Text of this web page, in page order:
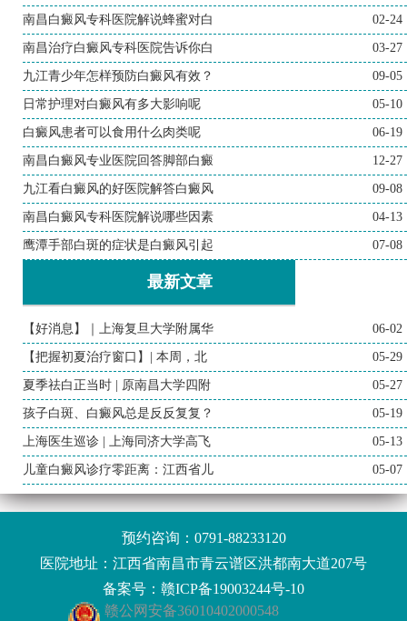
南昌白癜风专科医院解说蜂蜜对白 02-24
南昌治疗白癜风专科医院告诉你白 03-27
九江青少年怎样预防白癜风有效？ 09-05
日常护理对白癜风有多大影响呢 05-10
白癜风患者可以食用什么肉类呢 06-19
南昌白癜风专业医院回答脚部白癜 12-27
九江看白癜风的好医院解答白癜风 09-08
南昌白癜风专科医院解说哪些因素 04-13
鹰潭手部白斑的症状是白癜风引起 07-08
最新文章
【好消息】｜上海复旦大学附属华 06-02
【把握初夏治疗窗口】| 本周，北 05-29
夏季祛白正当时 | 原南昌大学四附 05-27
孩子白斑、白癜风总是反反复复？ 05-19
上海医生巡诊 | 上海同济大学高飞 05-13
儿童白癜风诊疗零距离：江西省儿 05-07
预约咨询： 0791-88233120
医院地址：江西省南昌市青云谱区洪都南大道207号
备案号： 赣ICP备19003244号-10
赣公网安备36010402000548